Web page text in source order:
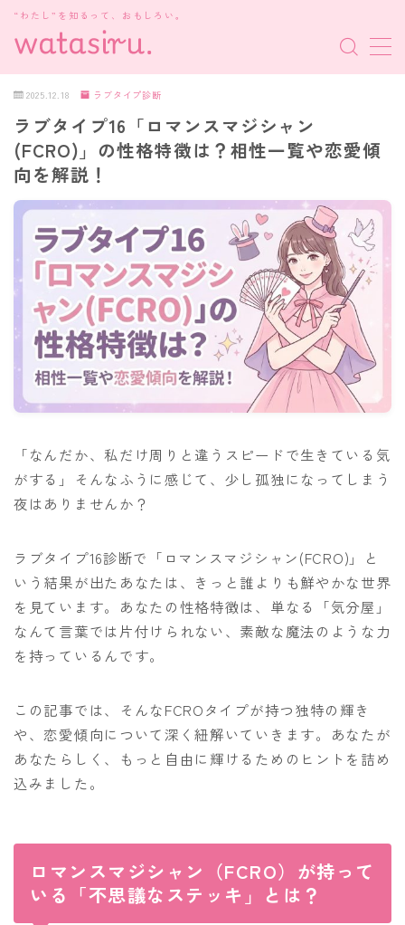
“わたし”を知るって、おもしろい。
MENU
MBTI診断
HSP・HSE
新着記事
2025.12.18 ラブタイプ診断
ラブタイプ16「ロマンスマジシャン
(FCRO)」の性格特徴は？相性一覧や恋愛傾
向を解説！
「なんだか、私だけ周りと違うスピードで生きている気
がする」そんなふうに感じて、少し孤独になってしまう
夜はありませんか？
ラブタイプ16診断で「ロマンスマジシャン(FCRO)」と
いう結果が出たあなたは、きっと誰よりも鮮やかな世界
を見ています。あなたの性格特徴は、単なる「気分屋」
なんて言葉では片付けられない、素敵な魔法のような力
を持っているんです。
この記事では、そんなFCROタイプが持つ独特の輝き
や、恋愛傾向について深く紐解いていきます。あなたが
あなたらしく、もっと自由に輝けるためのヒントを詰め
込みました。
ロマンスマジシャン（FCRO）が持って
いる「不思議なステッキ」とは？